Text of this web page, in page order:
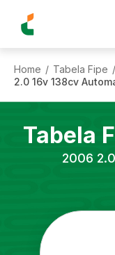
Home / Tabela Fipe /
2.0 16v 138cv
Tabela
2006